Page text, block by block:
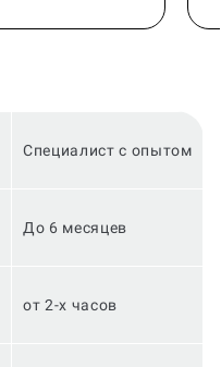
Специалист с опытом
До 6 месяцев
от 2-х часов